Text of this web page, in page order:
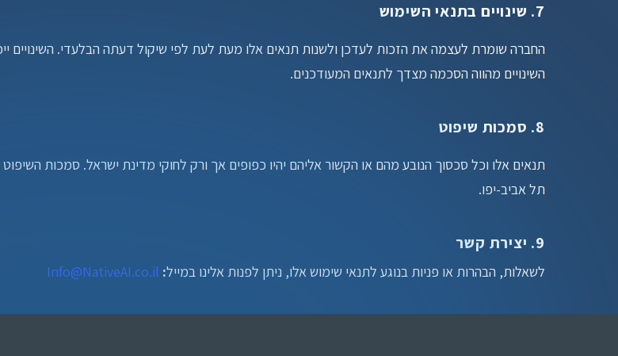
7. שינויים בתנאי השימוש
השינויים מהווה הסכמה מצדך לתנאים המעודכנים.
8. סמכות שיפוט
תל אביב-יפו.
9. יצירת קשר
לשאלות, הבהרות או פניות בנוגע לתנאי שימוש אלו, ניתן לפנות אלינו במייל:
Info@NativeAI.co.il